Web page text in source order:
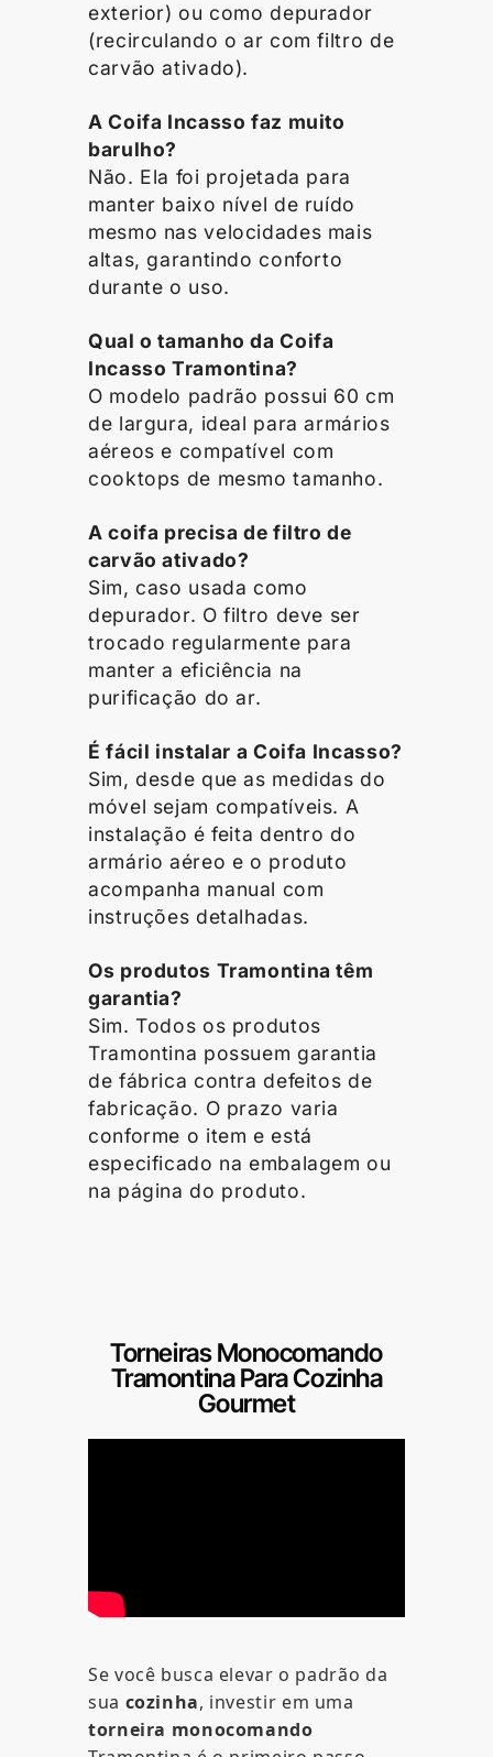
exterior) ou como depurador
(recirculando o ar com filtro de
carvão ativado).
A Coifa Incasso faz muito
barulho?
Não. Ela foi projetada para
manter baixo nível de ruído
mesmo nas velocidades mais
altas, garantindo conforto
durante o uso.
Qual o tamanho da Coifa
Incasso Tramontina?
O modelo padrão possui 60 cm
de largura, ideal para armários
aéreos e compatível com
cooktops de mesmo tamanho.
A coifa precisa de filtro de
carvão ativado?
Sim, caso usada como
depurador. O filtro deve ser
trocado regularmente para
manter a eficiência na
purificação do ar.
É fácil instalar a Coifa Incasso?
Sim, desde que as medidas do
móvel sejam compatíveis. A
instalação é feita dentro do
armário aéreo e o produto
acompanha manual com
instruções detalhadas.
Os produtos Tramontina têm
garantia?
Sim. Todos os produtos
Tramontina possuem garantia
de fábrica contra defeitos de
fabricação. O prazo varia
conforme o item e está
especificado na embalagem ou
na página do produto.
Torneiras Monocomando
Tramontina Para Cozinha
Gourmet
Se você busca elevar o padrão da
sua cozinha, investir em uma
torneira monocomando